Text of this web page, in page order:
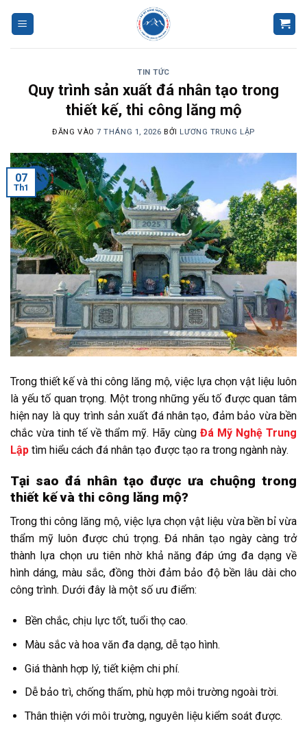
TIN TỨC
Quy trình sản xuất đá nhân tạo trong
thiết kế, thi công lăng mộ
ĐĂNG VÀO7 THÁNG 1, 2026 BỞI LƯƠNG TRUNG LẬP
07
Th1
Trong thiết kế và thi công lăng mộ, việc lựa chọn vật liệu luôn
là yếu tố quan trọng. Một trong những yếu tố được quan tâm
hiện nay là quy trình sản xuất đá nhân tạo, đảm bảo vừa bền
chắc vừa tinh tế về thẩm mỹ. Hãy cùng Đá Mỹ Nghệ Trung
Lập tìm hiểu cách đá nhân tạo được tạo ra trong ngành này.
Tại sao đá nhân tạo được ưa chuộng trong
thiết kế và thi công lăng mộ?
Trong thi công lăng mộ, việc lựa chọn vật liệu vừa bền bỉ vừa
thẩm mỹ luôn được chú trọng. Đá nhân tạo ngày càng trở
thành lựa chọn ưu tiên nhờ khả năng đáp ứng đa dạng về
hình dáng, màu sắc, đồng thời đảm bảo độ bền lâu dài cho
công trình. Dưới đây là một số ưu điểm:
Bền chắc, chịu lực tốt, tuổi thọ cao.
Màu sắc và hoa văn đa dạng, dễ tạo hình.
Giá thành hợp lý, tiết kiệm chi phí.
Dễ bảo trì, chống thấm, phù hợp môi trường ngoài trời.
Thân thiện với môi trường, nguyên liệu kiểm soát được.